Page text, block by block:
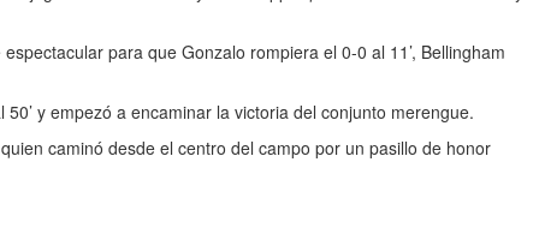
para que Gonzalo rompiera el 0-0 al 11’, Bellingham
y empezó a encaminar la victoria del conjunto merengue.
caminó desde el centro del campo por un pasillo de honor